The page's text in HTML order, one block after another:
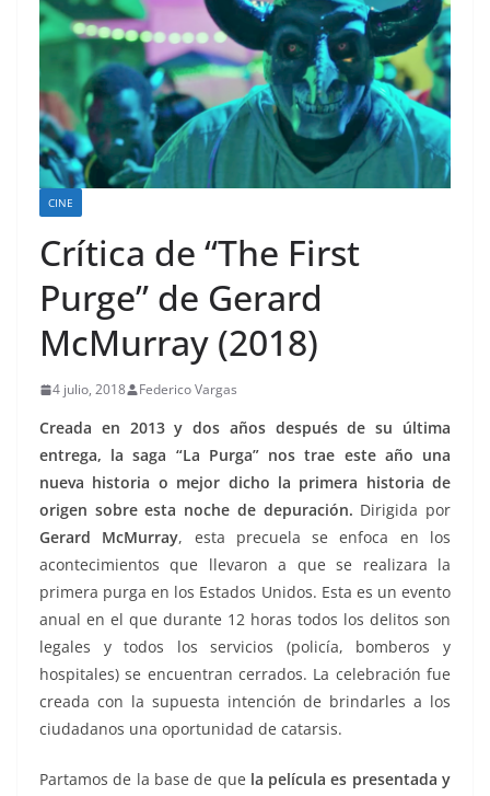
CINE
Crítica de “The First
Purge” de Gerard
McMurray (2018)
4 julio, 2018 Federico Vargas
Creada en 2013 y dos años después de su última
entrega, la saga “La Purga” nos trae este año una
nueva historia o mejor dicho la primera historia de
origen sobre esta noche de depuración. Dirigida por
Gerard McMurray, esta precuela se enfoca en los
acontecimientos que llevaron a que se realizara la
primera purga en los Estados Unidos. Esta es un evento
anual en el que durante 12 horas todos los delitos son
legales y todos los servicios (policía, bomberos y
hospitales) se encuentran cerrados. La celebración fue
creada con la supuesta intención de brindarles a los
ciudadanos una oportunidad de catarsis.
Partamos de la base de que la película es presentada y